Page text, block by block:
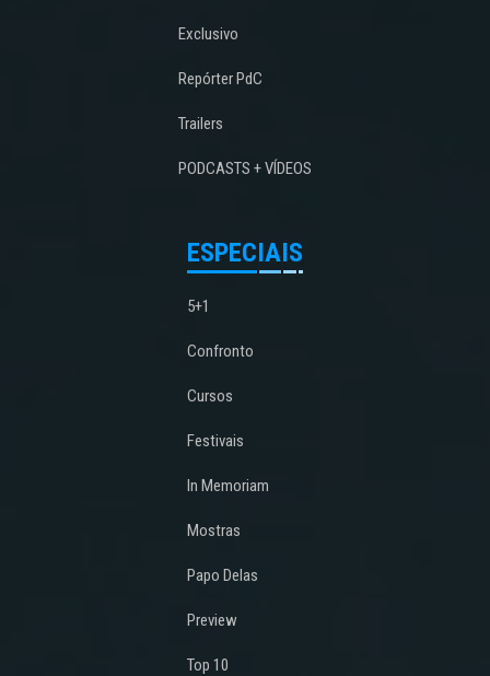
Exclusivo
Repórter PdC
Trailers
PODCASTS + VÍDEOS
ESPECIAIS
5+1
Confronto
Cursos
Festivais
In Memoriam
Mostras
Papo Delas
Preview
Top 10